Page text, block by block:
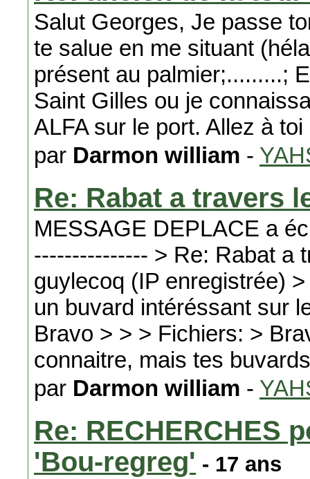
Salut Georges, Je passe
te salue en me situant
présent au palmier;.........;
Saint Gilles ou je
ALFA sur le port. Allez à
par Darmon william -
Re: Rabat a travers
MESSAGE DEPLACE a
--------------- > Re: Rabat a
guylecoq (IP enregistrée)
un buvard intéréssant sur
Bravo > > > Fichiers: >
connaitre, mais tes
par Darmon william -
Re: RECHERCHES
'Bou-regreg' - 17 ans